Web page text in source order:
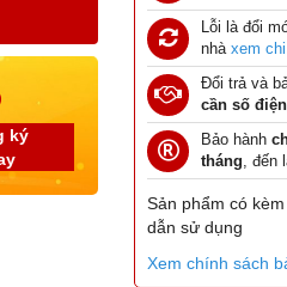
ký
Lỗi là đổi
nhà xem
Đổi trả và
cần số
Bảo hành
tháng, đến
Sản phẩm có
dẫn sử dụng
Xem chính sách